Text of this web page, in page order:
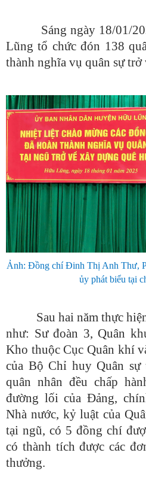
Sáng ngày 18/01/
Lũng tổ chức đón 138
thành nghĩa vụ quân sự trở
Ảnh: Đồng chí Đinh Thị Anh Thư,
ủy phát biểu tại
Sau hai năm thực hiện
như: Sư đoàn 3, Quân
Kho thuộc Cục Quân khí
của Bộ Chỉ huy Quân
quân nhân đều chấp
đường lối của Đảng,
Nhà nước, kỷ luật của
tại ngũ, có 5 đồng chí
có thành tích được các
thưởng.